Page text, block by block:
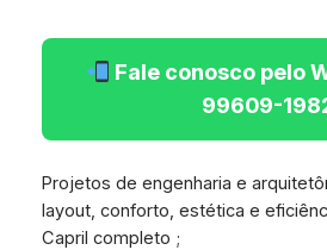
Fale conosco pelo
99609-
Projetos de engenharia e
layout, conforto, estética e
Capril completo ;